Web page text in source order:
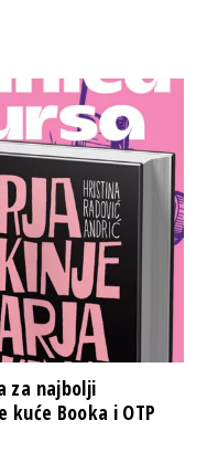
za najbolji
Booka i OTP